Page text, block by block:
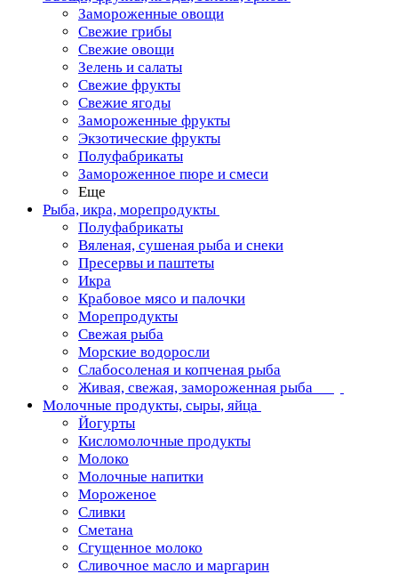
Замороженные овощи
Свежие грибы
Свежие овощи
Зелень и салаты
Свежие фрукты
Свежие ягоды
Замороженные фрукты
Экзотические фрукты
Полуфабрикаты
Замороженное пюре и смеси
Еще
Рыба, икра, морепродукты
Полуфабрикаты
Вяленая, сушеная рыба и снеки
Пресервы и паштеты
Икра
Крабовое мясо и палочки
Морепродукты
Свежая рыба
Морские водоросли
Слабосоленая и копченая рыба
Живая, свежая, замороженная рыба
Молочные продукты, сыры, яйца
Йогурты
Кисломолочные продукты
Молоко
Молочные напитки
Мороженое
Сливки
Сметана
Сгущенное молоко
Сливочное масло и маргарин